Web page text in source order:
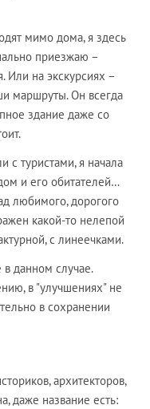
мимо дома, я здесь
приезжаю –
Или на экскурсиях –
маршруты. Он всегда
здание даже со
с туристами, я начала
и его обитателей…
любимого, дорогого
какой-то нелепой
с линеечками.
данном случае.
в "улучшениях" не
в сохранении
архитекторов,
даже название есть: